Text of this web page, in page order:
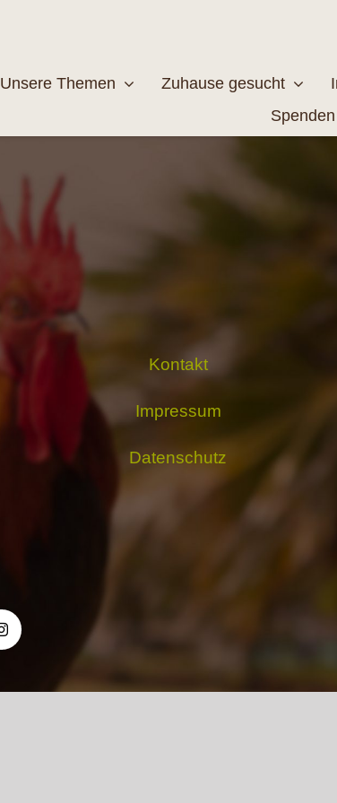
Unsere Themen
Pflegestellen
Zuhause gesucht
Spenden
Kontakt
Impressum
Datenschutz